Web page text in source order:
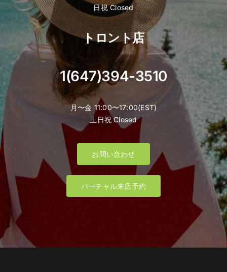
日祝 Closed
トロント店
1(647)394-3510
月〜金 11:00〜17:00(EST)
土日祝 Closed
お問い合わせ
バーチャル来店予約